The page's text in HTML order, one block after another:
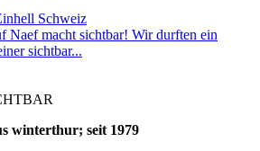
Schweiz
Naef macht sichtbar! Wir durften ein
sichtbar...
winterthur; seit 1979